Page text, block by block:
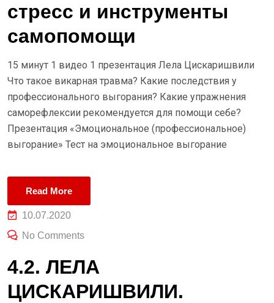
стресс и инструменты
самопомощи
15 минут 1 видео 1 презентация Лела Цискаришвили
Что такое викарная травма? Какие последствия у
профессионального выгорания? Какие упражнения
саморефлексии рекомендуется для помощи себе?
Презентация «Эмоциональное (профессиональное)
выгорание» Тест на эмоциональное выгорание
Read More
10.07.2020
No Comments
4.2. ЛЕЛА
ЦИСКАРИШВИЛИ.